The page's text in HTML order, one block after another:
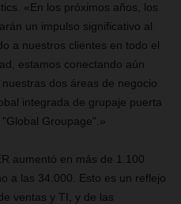
«En los próximos años, los
un impulso significativo al
a nuestros clientes en todo el
estamos conectando aún
dos áreas de negocio
integrada de grupaje puerta
Groupage".»
aumentó en más de 1.100
a las 34.000. Esto es un reflejo
ventas y TI, y de las